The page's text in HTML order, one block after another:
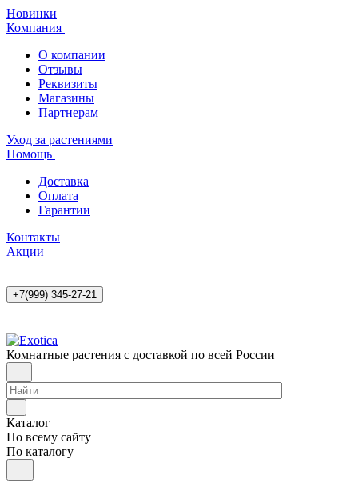
Новинки
Компания
О компании
Отзывы
Реквизиты
Магазины
Партнерам
Уход за растениями
Помощь
Доставка
Оплата
Гарантии
Контакты
Акции
+7(999) 345-27-21
Комнатные растения с доставкой по всей России
Каталог
По всему сайту
По каталогу